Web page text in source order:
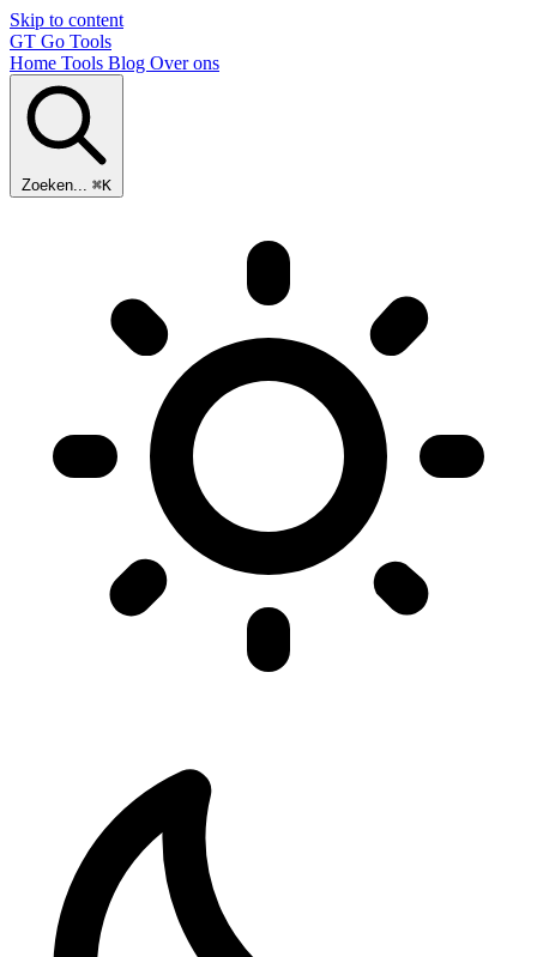
Skip to content
GT Go Tools
Home Tools Blog Over ons
Zoeken... ⌘K